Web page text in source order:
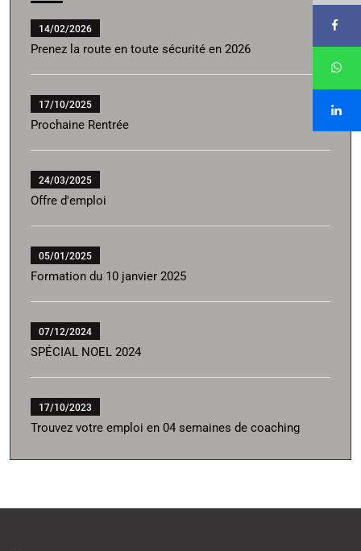
14/02/2026
Prenez la route en toute sécurité en 2026
17/10/2025
Prochaine Rentrée
24/03/2025
Offre d'emploi
05/01/2025
Formation du 10 janvier 2025
07/12/2024
SPÉCIAL NOEL 2024
17/10/2023
Trouvez votre emploi en 04 semaines de coaching